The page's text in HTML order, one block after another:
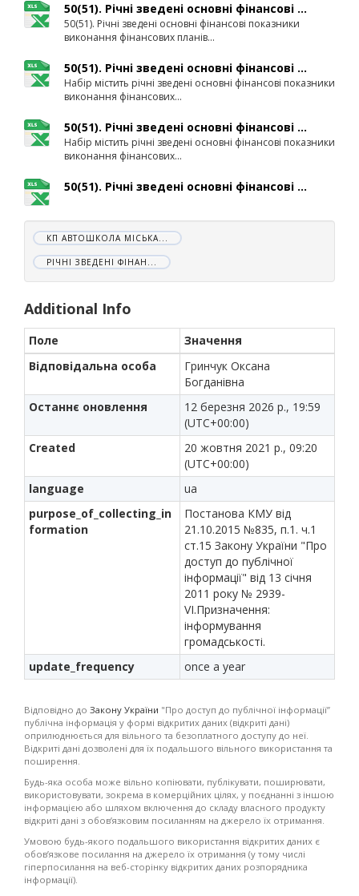
50(51). Річні зведені основні фінансові ...
50(51). Річні зведені основні фінансові показники
виконання фінансових планів...
50(51). Річні зведені основні фінансові ...
Набір містить річні зведені основні фінансові показники
виконання фінансових...
50(51). Річні зведені основні фінансові ...
Набір містить річні зведені основні фінансові показники
виконання фінансових...
50(51). Річні зведені основні фінансові ...
КП АВТОШКОЛА МІСЬКА...
РІЧНІ ЗВЕДЕНІ ФІНАН...
Additional Info
Поле
Значення
Відповідальна особа
Гринчук Оксана
Богданівна
Останнє оновлення
12 березня 2026 р., 19:59
(UTC+00:00)
Created
20 жовтня 2021 р., 09:20
(UTC+00:00)
language
ua
purpose_of_collecting_in
formation
Постанова КМУ від
21.10.2015 №835, п.1. ч.1
ст.15 Закону України "Про
доступ до публічної
інформації" від 13 січня
2011 року № 2939-
VI.Призначення:
інформування
громадськості.
update_frequency
once a year
Відповідно до Закону України "Про доступ до публічної інформації”
публічна інформація у формі відкритих даних (відкриті дані)
оприлюднюється для вільного та безоплатного доступу до неї.
Відкриті дані дозволені для їх подальшого вільного використання та
поширення.
Будь-яка особа може вільно копіювати, публікувати, поширювати,
використовувати, зокрема в комерційних цілях, у поєднанні з іншою
інформацією або шляхом включення до складу власного продукту
відкриті дані з обов’язковим посиланням на джерело їх отримання.
Умовою будь-якого подальшого використання відкритих даних є
обов’язкове посилання на джерело їх отримання (у тому числі
гіперпосилання на веб-сторінку відкритих даних розпорядника
інформації).